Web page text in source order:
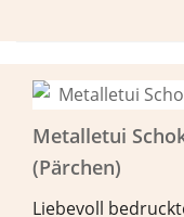
Metalletui
(Pärchen)
Liebevoll